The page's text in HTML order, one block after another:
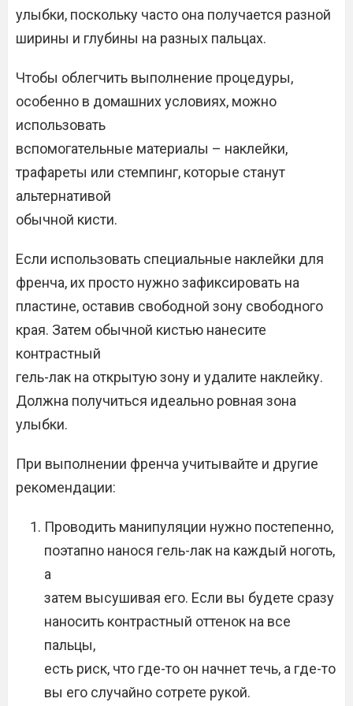
улыбки, поскольку часто она получается разной
ширины и глубины на разных пальцах.
Чтобы облегчить выполнение процедуры,
особенно в домашних условиях, можно
использовать
вспомогательные материалы – наклейки,
трафареты или стемпинг, которые станут
альтернативой
обычной кисти.
Если использовать специальные наклейки для
френча, их просто нужно зафиксировать на
пластине, оставив свободной зону свободного
края. Затем обычной кистью нанесите
контрастный
гель-лак на открытую зону и удалите наклейку.
Должна получиться идеально ровная зона
улыбки.
При выполнении френча учитывайте и другие
рекомендации:
Проводить манипуляции нужно постепенно,
поэтапно нанося гель-лак на каждый ноготь,
а
затем высушивая его. Если вы будете сразу
наносить контрастный оттенок на все
пальцы,
есть риск, что где-то он начнет течь, а где-то
вы его случайно сотрете рукой.